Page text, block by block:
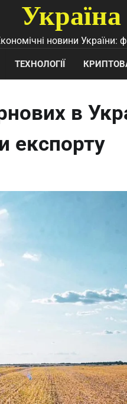
Україна
новини України:
ТЕХНОЛОГІЇ
в
експорту